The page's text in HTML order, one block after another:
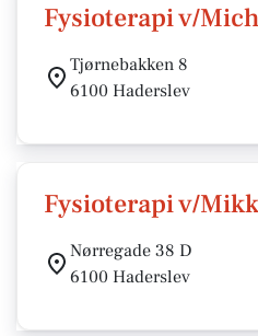
Fysioterapi v/
Tjørnebakken 8
6100 Haderslev
Fysioterapi v/
Nørregade 38 D
6100 Haderslev